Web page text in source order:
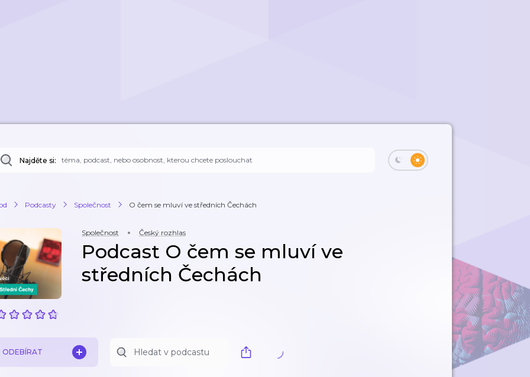
Najděte si:
Podcasty Společnost O čem se mluví ve středních Čechách
Společnost Český rozhlas
Podcast O čem se mluví ve
středních Čechách
ODEBÍRAT